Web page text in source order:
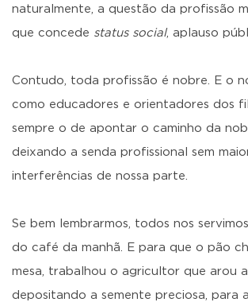
naturalmente, a questão da profissão
que concede status social, aplauso
Contudo, toda profissão é nobre. E o
como educadores e orientadores dos
sempre o de apontar o caminho da
deixando a senda profissional sem
interferências de nossa parte.
Se bem lembrarmos, todos nos
do café da manhã. E para que o pão
mesa, trabalhou o agricultor que arou
depositando a semente preciosa, para